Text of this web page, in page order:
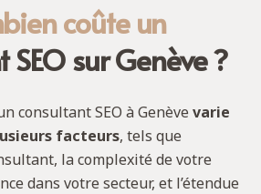
coûte un
SEO sur Genève ?
consultant SEO à Genève varie
facteurs, tels que
la complexité de votre
dans votre secteur, et l’étendue